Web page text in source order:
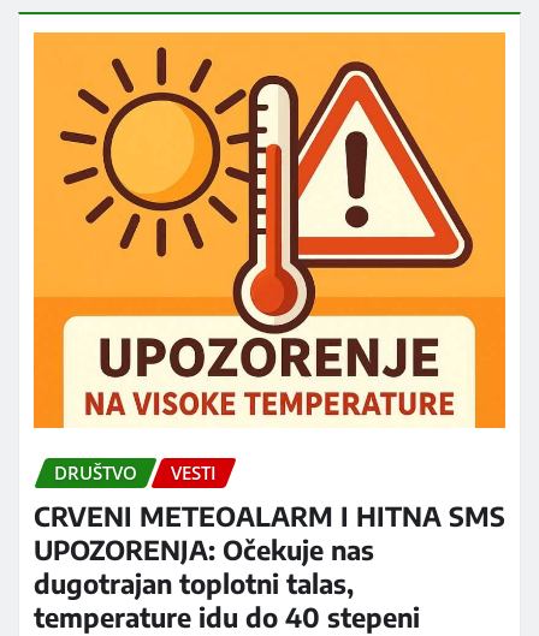
DRUŠTVO VESTI
CRVENI METEOALARM I HITNA SMS
UPOZORENJA: Očekuje nas
dugotrajan toplotni talas,
temperature idu do 40 stepeni